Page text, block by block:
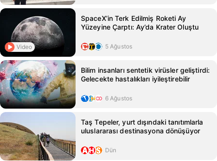
Video
SpaceX’in Terk Edilmiş Roketi Ay
Yüzeyine Çarptı: Ay’da Krater Oluştu
5 Ağustos
Bilim insanları sentetik virüsler geliştirdi:
Gelecekte hastalıkları iyileştirebilir
6 Ağustos
Taş Tepeler, yurt dışındaki tanıtımlarla
uluslararası destinasyona dönüşüyor
Dün